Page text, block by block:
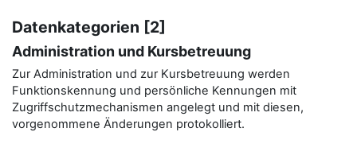
Datenkategorien [2]
Administration und Kursbetreuung
Zur Administration und zur Kursbetreuung werden
Funktionskennung und persönliche Kennungen mit
Zugriffschutzmechanismen angelegt und mit diesen,
vorgenommene Änderungen protokolliert.